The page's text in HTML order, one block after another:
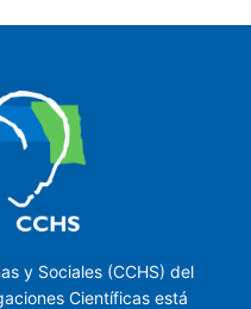
y Sociales (CCHS) del
Científicas está